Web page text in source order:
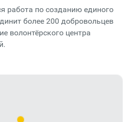
работа по созданию единого
более 200 добровольцев
волонтёрского центра